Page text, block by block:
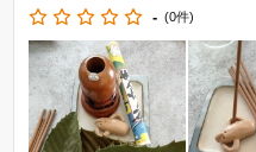
- (0件)